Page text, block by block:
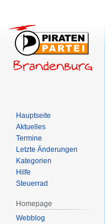
Hauptseite
Aktuelles
Termine
Letzte Änderungen
Kategorien
Hilfe
Steuerrad
Homepage
Webblog